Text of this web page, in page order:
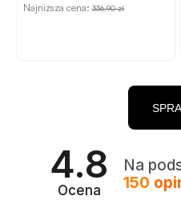
4.8
Ocena
Na
150
Najniższa cena:336,90 zł